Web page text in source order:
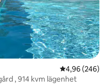
4,96 av 5 i
4,96 (246)
fantastisk trädgård , 914 kvm lägenhet